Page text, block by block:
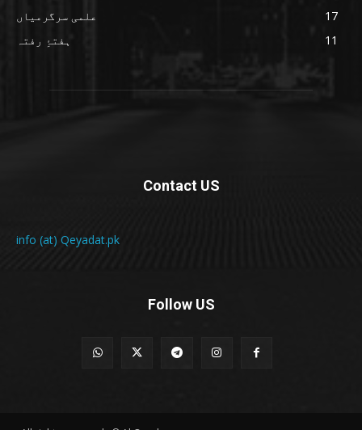
علمی سرگرمیاں
17
ہفتۂِ رفتہ
11
Contact US
info (at) Qeyadat.pk
Follow US